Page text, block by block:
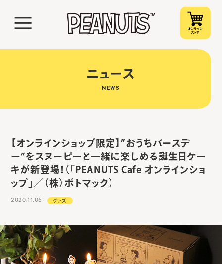
ニュース
NEWS
【オンラインショップ限定】”おうちバースデ
ー”をスヌーピーと一緒に楽しめる誕生日ケー
キが新登場！（「PEANUTS Cafe オンラインショ
ップ」／（株）ポトマック）
2020.11.06 グッズ